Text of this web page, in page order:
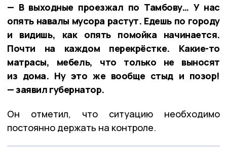
— В выходные проезжал по Тамбову… У нас
опять навалы мусора растут. Едешь по городу
и видишь, как опять помойка начинается.
Почти на каждом перекрёстке. Какие-то
матрасы, мебель, что только не выносят
из дома. Ну это же вообще стыд и позор!
— заявил губернатор.
Он отметил, что ситуацию необходимо
постоянно держать на контроле.